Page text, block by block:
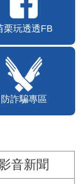
栗玩透透FB
防詐騙專區
音新聞